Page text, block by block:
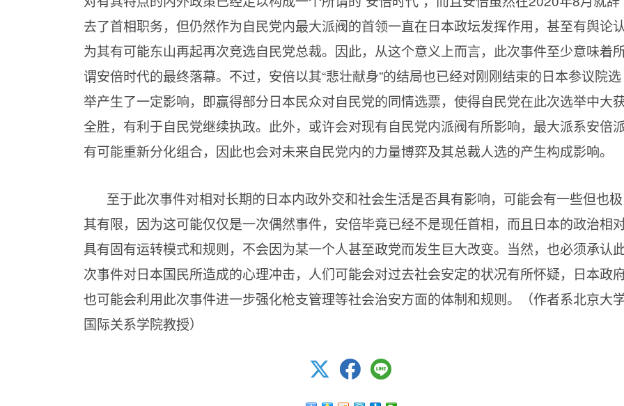
去了首相职务，但仍然作为自民党内最大派阀的首领一直在日本政坛发挥作用，甚至有舆论认
为其有可能东山再起再次竞选自民党总裁。因此，从这个意义上而言，此次事件至少意味着
谓安倍时代的最终落幕。不过，安倍以其“悲壮献身”的结局也已经对刚刚结束的日本参议院选
举产生了一定影响，即赢得部分日本民众对自民党的同情选票，使得自民党在此次选举中大
全胜，有利于自民党继续执政。此外，或许会对现有自民党内派阀有所影响，最大派系安倍
有可能重新分化组合，因此也会对未来自民党内的力量博弈及其总裁人选的产生构成影响。
至于此次事件对相对长期的日本内政外交和社会生活是否具有影响，可能会有一些但也极
其有限，因为这可能仅仅是一次偶然事件，安倍毕竟已经不是现任首相，而且日本的政治相
具有固有运转模式和规则，不会因为某一个人甚至政党而发生巨大改变。当然，也必须承认
次事件对日本国民所造成的心理冲击，人们可能会对过去社会安定的状况有所怀疑，日本政
也可能会利用此次事件进一步强化枪支管理等社会治安方面的体制和规则。（作者系北京大
国际关系学院教授）